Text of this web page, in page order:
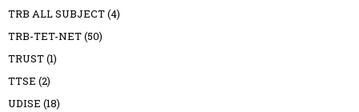
TRB ALL SUBJECT(4)
TRB-TET-NET(50)
TRUST(1)
TTSE (2)
UDISE (18)